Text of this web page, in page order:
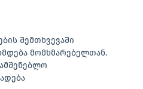
შემთხვევაში
მომხმარებელთან.